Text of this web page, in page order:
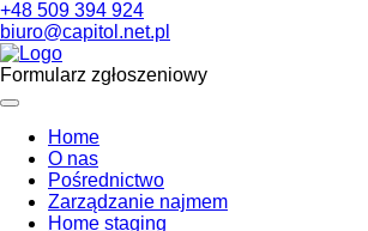
+48 509 394 924
biuro@capitol.net.pl
Formularz zgłoszeniowy
Home
O nas
Pośrednictwo
Zarządzanie najmem
Home staging